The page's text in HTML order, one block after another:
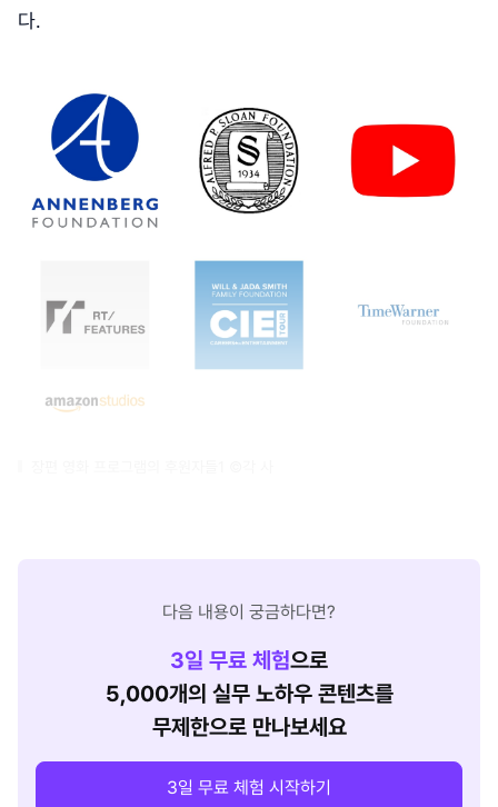
다.
다음 내용이 궁금하다면?
3일 무료 체험으로
5,000개의 실무 노하우 콘텐츠를
무제한으로 만나보세요
3일 무료 체험 시작하기